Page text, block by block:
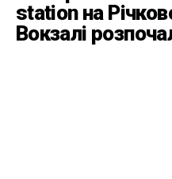
station на
Вокзалі